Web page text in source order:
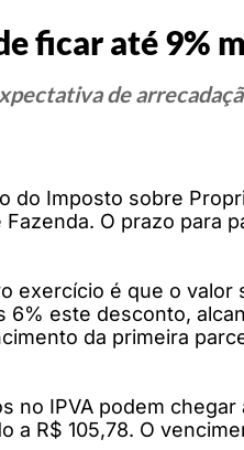
ficar até 9%
de
do Imposto sobre
O prazo para
exercício é que o
6% este desconto,
da primeira
no IPVA podem
a R$ 105,78. O